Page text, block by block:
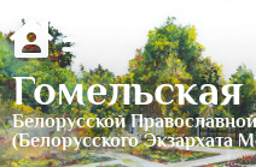
Белорусской
(Белорусского Экзархата